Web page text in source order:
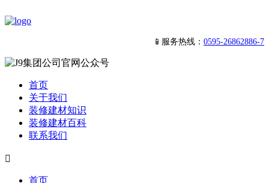
📱服务热线： 0595-26862886-7
首页
关于我们
装修建材知识
装修建材百科
联系我们

首页